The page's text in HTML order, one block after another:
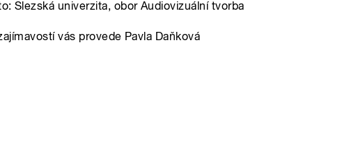
Slezská univerzita, obor Audiovizuální tvorba
vás provede Pavla Daňková